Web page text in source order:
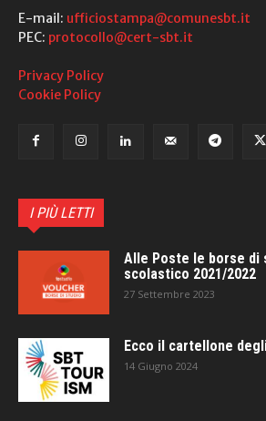
E-mail: ufficiostampa@comunesbt.it
PEC: protocollo@cert-sbt.it
Privacy Policy
Cookie Policy
I PIÙ LETTI
Alle Poste le borse di
scolastico 2021/2022
27 Settembre 2023
Ecco il cartellone
14 Giugno 2024